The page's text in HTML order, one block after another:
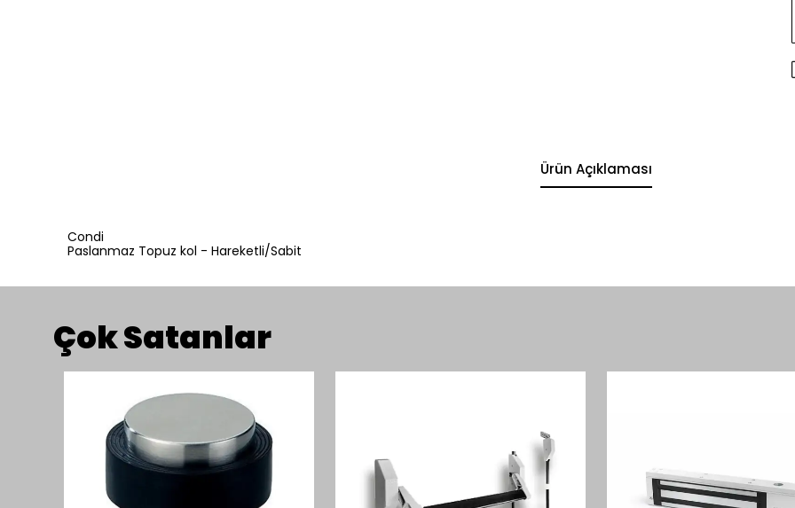
Ürün Açıklaması
Condi
Paslanmaz Topuz kol - Hareketli/Sabit
Çok Satanlar